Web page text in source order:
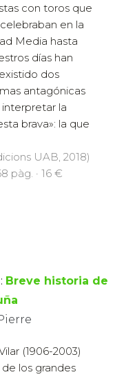
con toros que
en la
Media hasta
días han
dos
antagónicas
la
brava»: la que
UAB, 2018)
pàg. · 16 €
Breve historia de
(1906-2003)
los grandes